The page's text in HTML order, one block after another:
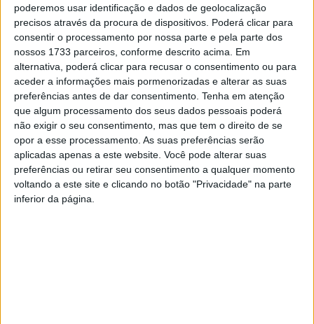
poderemos usar identificação e dados de geolocalização
precisos através da procura de dispositivos. Poderá clicar para
consentir o processamento por nossa parte e pela parte dos
nossos 1733 parceiros, conforme descrito acima. Em
alternativa, poderá clicar para recusar o consentimento ou para
aceder a informações mais pormenorizadas e alterar as suas
preferências antes de dar consentimento. Tenha em atenção
que algum processamento dos seus dados pessoais poderá
não exigir o seu consentimento, mas que tem o direito de se
opor a esse processamento. As suas preferências serão
aplicadas apenas a este website. Você pode alterar suas
preferências ou retirar seu consentimento a qualquer momento
voltando a este site e clicando no botão "Privacidade" na parte
inferior da página.
O serviço é agora também mais célere e cómodo para os
cidadãos, possibilitando a consulta, reprodução, ou
levantamento da documentação e o seu respetivo
pagamento.
Tem ainda uma sala destinada à leitura e consulta de
documentos e áreas técnicas e administrativas.
Esta e outras notícias para ouvir na Estação Diária – 96.8
FM ou emwww.968.fm